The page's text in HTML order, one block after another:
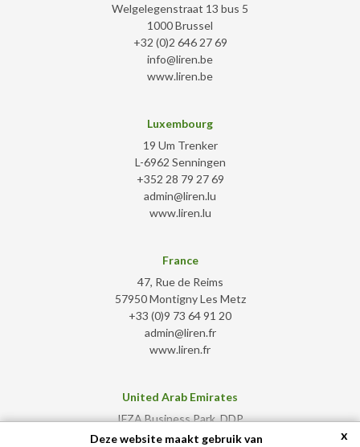
Welgelegenstraat 13 bus 5
1000 Brussel
+32 (0)2 646 27 69
info@liren.be
www.liren.be
Luxembourg
19 Um Trenker
L-6962 Senningen
+352 28 79 27 69
admin@liren.lu
www.liren.lu
France
47, Rue de Reims
57950 Montigny Les Metz
+33 (0)9 73 64 91 20
admin@liren.fr
www.liren.fr
United Arab Emirates
IFZA Business Park, DDP
Dubai Silicon Oasis - Dubai
x
Deze website maakt gebruik van